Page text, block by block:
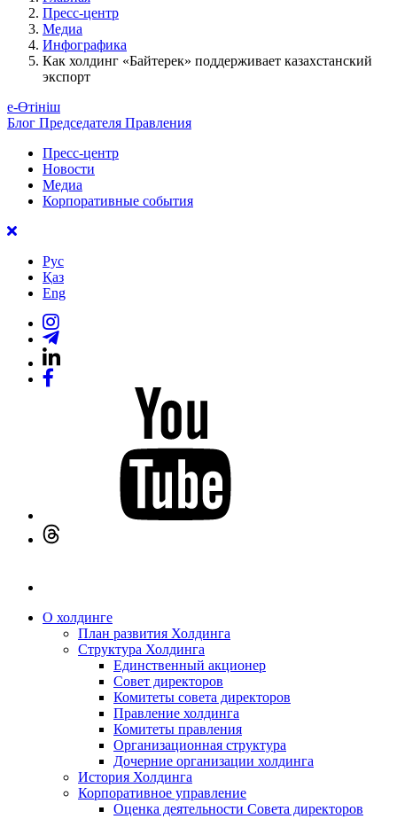
Пресс-центр
Медиа
Инфографика
Как холдинг «Байтерек» поддерживает казахстанский
экспорт
е-Өтініш
Блог Председателя Правления
Пресс-центр
Новости
Медиа
Корпоративные события
Рус
Қаз
Eng
О холдинге
План развития Холдинга
Структура Холдинга
Единственный акционер
Совет директоров
Комитеты совета директоров
Правление холдинга
Комитеты правления
Организационная структура
Дочерние организации холдинга
История Холдинга
Корпоративное управление
Оценка деятельности Совета директоров